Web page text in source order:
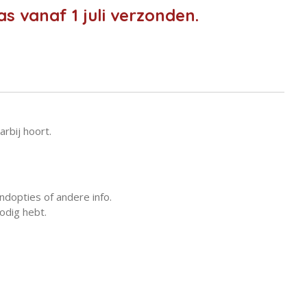
vanaf 1 juli verzonden.
hoort.
of andere info.
hebt.